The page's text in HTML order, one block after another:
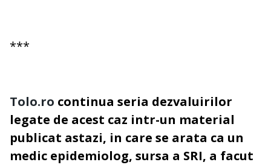
***
Tolo.ro continua seria dezvaluirilor
legate de acest caz intr-un material
publicat astazi, in care se arata ca un
medic epidemiolog, sursa a SRI, a facut